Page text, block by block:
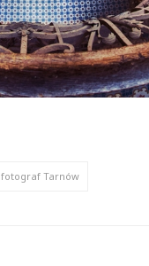
fotograf Tarnów